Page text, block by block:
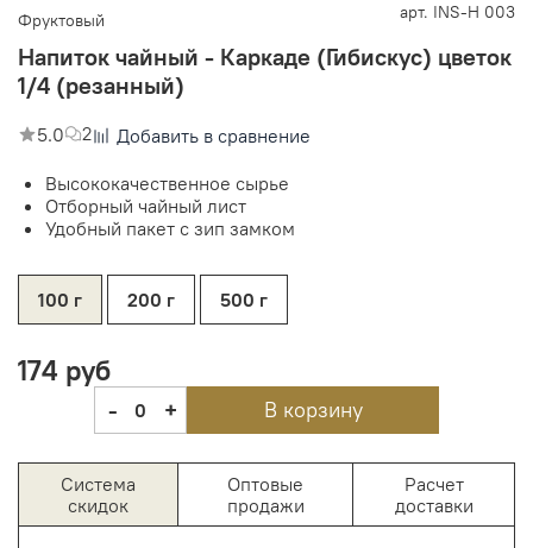
Фруктовый арт. INS-H 003
Напиток чайный - Каркаде (Гибискус) цветок
1/4 (резанный)
5.0 2
Добавить в сравнение
Высококачественное сырье
Отборный чайный лист
Удобный пакет с зип замком
100 г 200 г 500 г
174 руб
- 0 + В корзину
Система
скидок
Оптовые
продажи
Расчет
доставки